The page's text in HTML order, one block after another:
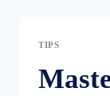
TIPS